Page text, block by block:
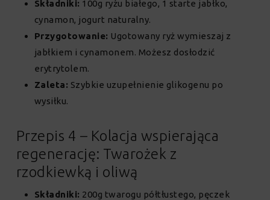
Składniki: 100g ryżu białego, 1 starte jabłko,
cynamon, jogurt naturalny.
Przygotowanie: Ugotowany ryż wymieszaj z
jabłkiem i cynamonem. Możesz dosłodzić
erytrytolem.
Zaleta: Szybkie uzupełnienie glikogenu po
wysiłku.
Przepis 4 – Kolacja wspierająca
regenerację: Twarożek z
rzodkiewką i oliwą
Składniki: 200g twarogu półtłustego, pęczek